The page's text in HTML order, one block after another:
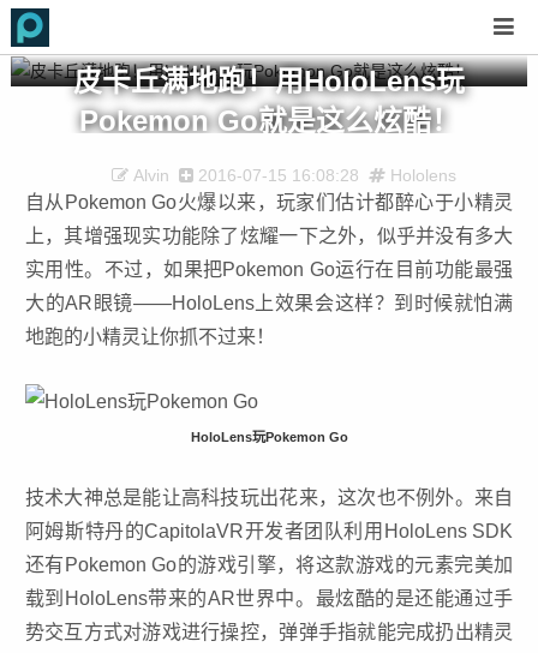
皮卡丘满地跑！用HoloLens玩
Pokemon Go就是这么炫酷！
Alvin 2016-07-15 16:08:28 Hololens
自从Pokemon Go火爆以来，玩家们估计都醉心于小精灵
上，其增强现实功能除了炫耀一下之外，似乎并没有多大
实用性。不过，如果把Pokemon Go运行在目前功能最强
大的AR眼镜——HoloLens上效果会这样？到时候就怕满
地跑的小精灵让你抓不过来！
HoloLens玩Pokemon Go
技术大神总是能让高科技玩出花来，这次也不例外。来自
阿姆斯特丹的CapitolaVR开发者团队利用HoloLens SDK
还有Pokemon Go的游戏引擎，将这款游戏的元素完美加
载到HoloLens带来的AR世界中。最炫酷的是还能通过手
势交互方式对游戏进行操控，弹弹手指就能完成扔出精灵